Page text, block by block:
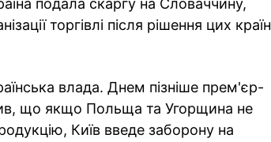
подала скаргу на Словаччину,
торгівлі після рішення цих країн
влада. Днем пізніше прем'єр-
що якщо Польща та Угорщина не
Київ введе заборону на